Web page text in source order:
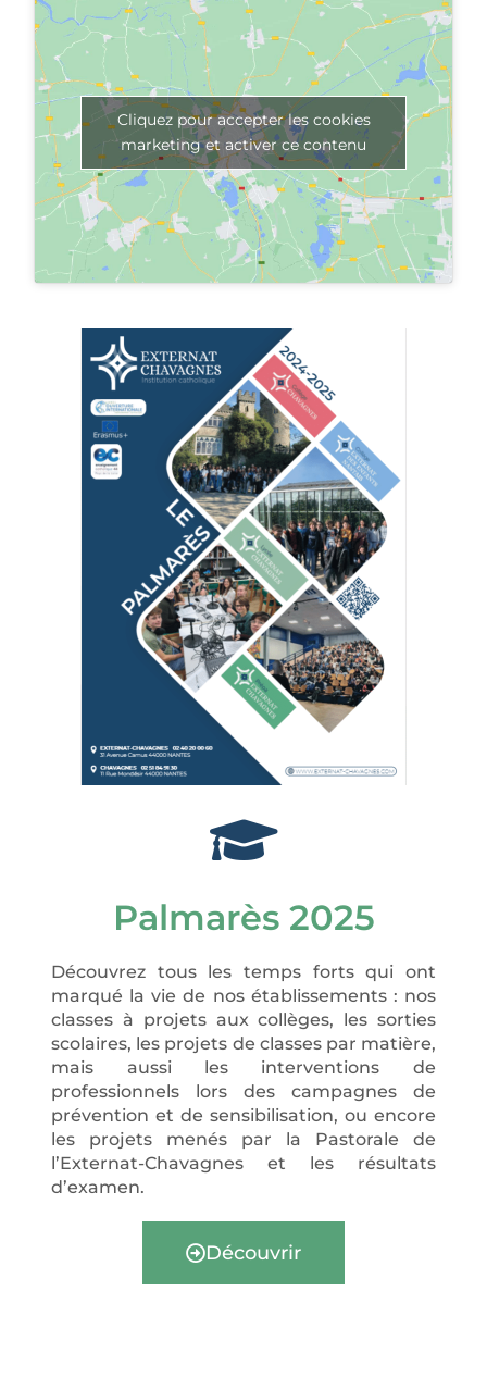
Cliquez pour accepter les cookies
marketing et activer ce contenu
Palmarès 2025
Découvrez tous les temps forts qui ont
marqué la vie de nos établissements : nos
classes à projets aux collèges, les sorties
scolaires, les projets de classes par matière,
mais aussi les interventions de
professionnels lors des campagnes de
prévention et de sensibilisation, ou encore
les projets menés par la Pastorale de
l’Externat-Chavagnes et les résultats
d’examen.
Découvrir